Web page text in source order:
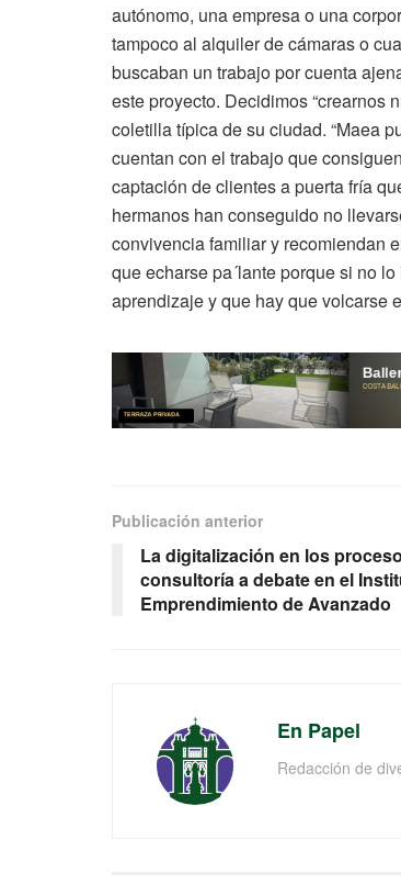
autónomo, una empresa o una
tampoco al alquiler de cámaras o
buscaban un trabajo por cuenta
este proyecto. Decidimos “crearnos
coletilla típica de su ciudad. “Maea
cuentan con el trabajo que
captación de clientes a puerta fría
hermanos han conseguido no
convivencia familiar y recomiendan
que echarse pa´lante porque si no
aprendizaje y que hay que volcarse
Publicación anterior
La digitalización en los
consultoría a debate en el
Emprendimiento de Avanzado
En Papel
Redacción de